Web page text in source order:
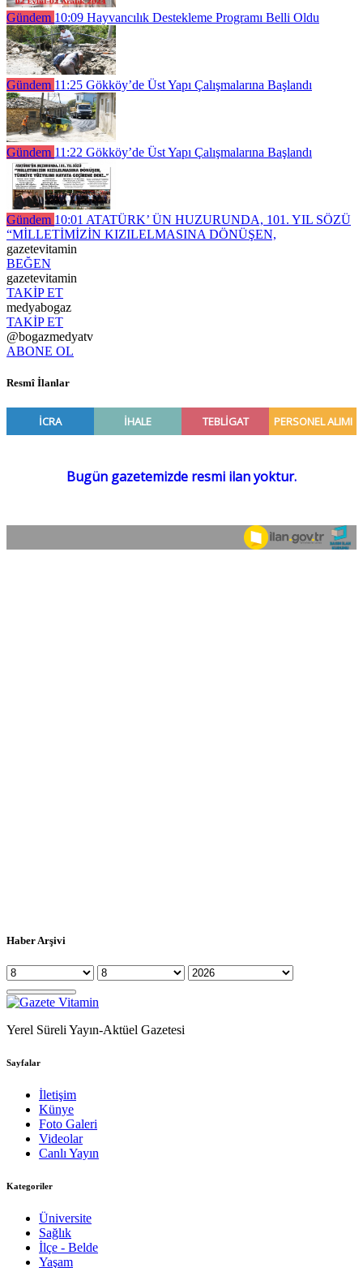
Gündem 10:09 Hayvancılık Destekleme Programı Belli Oldu
Gündem 11:25 Gökköy’de Üst Yapı Çalışmalarına Başlandı
Gündem 11:22 Gökköy’de Üst Yapı Çalışmalarına Başlandı
Gündem 10:01 ATATÜRK’ ÜN HUZURUNDA, 101. YIL SÖZÜ
“MİLLETİMİZİN KIZILELMASINA DÖNÜŞEN,
gazetevitamin
BEĞEN
gazetevitamin
TAKİP ET
medyabogaz
TAKİP ET
@bogazmedyatv
ABONE OL
Resmî İlanlar
Haber Arşivi
Yerel Süreli Yayın-Aktüel Gazetesi
Sayfalar
İletişim
Künye
Foto Galeri
Videolar
Canlı Yayın
Kategoriler
Üniversite
Sağlık
İlçe - Belde
Yaşam